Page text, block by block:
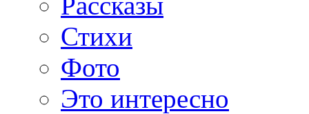
Стихи
Фото
Это интересно